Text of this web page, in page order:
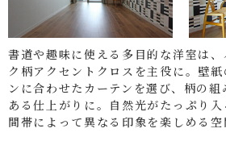
書道や趣味に使える多目的な洋室は
ク柄アクセントクロスを主役に。壁
ンに合わせたカーテンを選び、柄の
ある仕上がりに。自然光がたっぷり
間帯によって異なる印象を楽しめる空